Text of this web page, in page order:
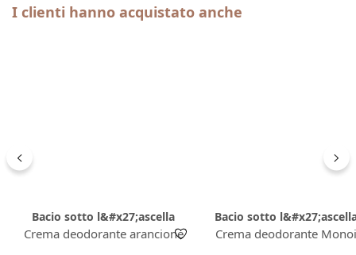
Salta la galleria dei prodotti
I clienti hanno acquistato anche
Bacio sotto l&#x27;ascella
Crema deodorante arancione
Bacio sotto
Crema deodorante Monoi